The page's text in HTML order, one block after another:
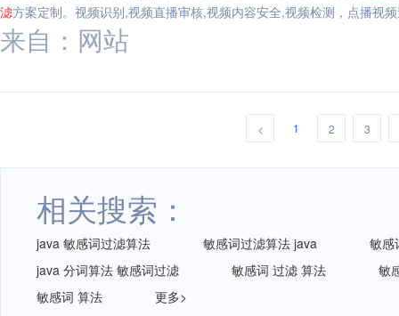
滤方案定制。视频识别,视频直播审核,视频内容安全,视频检测，点播视
来自：网站
< 1 2 3
相关搜索：
java 敏感词过滤算法 敏感词过滤算法 java
敏感
java 分词算法 敏感词过滤
敏感词 过滤 算法
敏
敏感词 算法
更多>